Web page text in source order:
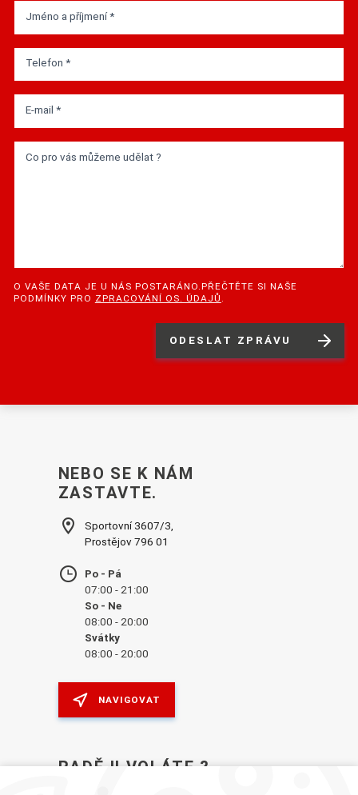
Jméno a příjmení *
Telefon *
E-mail *
Co pro vás můžeme udělat ?
O VAŠE DATA JE U NÁS POSTARÁNO.PŘEČTĚTE SI NAŠE
PODMÍNKY PRO ZPRACOVÁNÍ OS. ÚDAJŮ
NEBO SE K NÁM
ZASTAVTE.
Sportovní 3607/3,
Prostějov 796 01
Po - Pá
07:00 - 21:00
So - Ne
08:00 - 20:00
Svátky
08:00 - 20:00
NAVIGOVAT
RADĚJI VOLÁTE ?